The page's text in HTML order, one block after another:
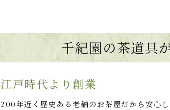
千紀園の茶道具
江戸時代より創業
200年近く歴史ある老舗のお茶屋だから安心し